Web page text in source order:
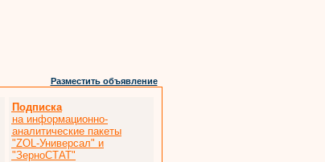
Разместить объявление
Подписка
на информационно-
аналитические пакеты
"ZOL-Универсал" и
"ЗерноСТАТ"